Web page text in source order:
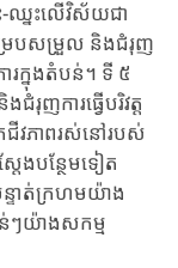
-ឈ្នះលើវិស័យជា
សម្របសម្រួល និងជំរុញ
ក្នុងតំបន់។ ទី ៥
រុញការធ្វើបរិវត្ត
ជីវភាព​រស់នៅ​របស់​
ែង​បន្ថែម​ទៀត​
ន្ទាត់ក្រហមយ៉ាង
ៗយ៉ាងសកម្ម